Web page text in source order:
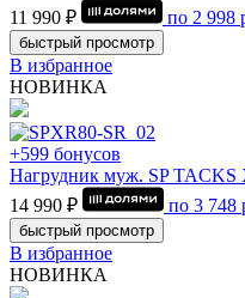
11 990 ₽
по 2 998
быстрый просмотр
В избранное
НОВИНКА
+599 бонусов
Нагрудник муж. SP TACKS
14 990 ₽
по 3 748
быстрый просмотр
В избранное
НОВИНКА